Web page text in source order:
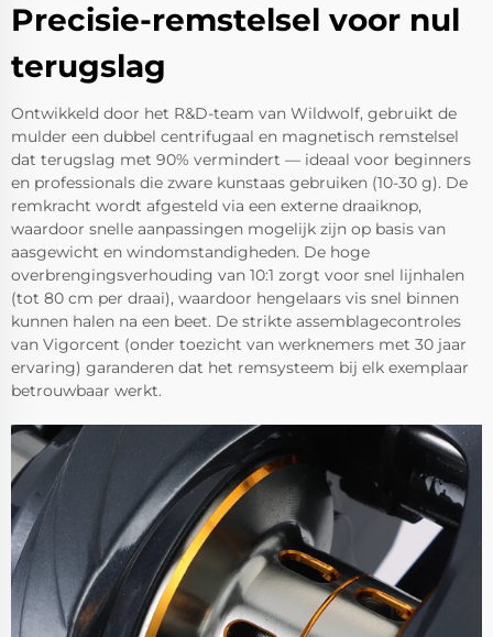
Precisie-remstelsel voor nul
terugslag
Ontwikkeld door het R&D-team van Wildwolf, gebruikt de
mulder een dubbel centrifugaal en magnetisch remstelsel
dat terugslag met 90% vermindert — ideaal voor beginners
en professionals die zware kunstaas gebruiken (10-30 g). De
remkracht wordt afgesteld via een externe draaiknop,
waardoor snelle aanpassingen mogelijk zijn op basis van
aasgewicht en windomstandigheden. De hoge
overbrengingsverhouding van 10:1 zorgt voor snel lijnhalen
(tot 80 cm per draai), waardoor hengelaars vis snel binnen
kunnen halen na een beet. De strikte assemblagecontroles
van Vigorcent (onder toezicht van werknemers met 30 jaar
ervaring) garanderen dat het remsysteem bij elk exemplaar
betrouwbaar werkt.